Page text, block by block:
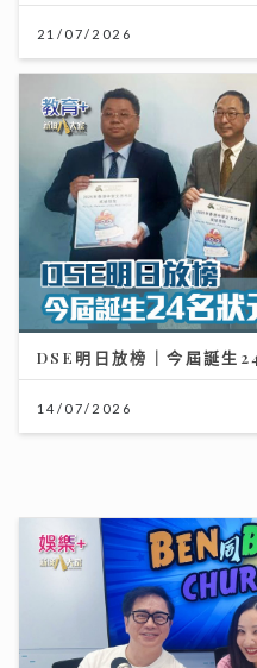
21/07/2026
DSE明日放榜｜今屆誕生
14/07/2026